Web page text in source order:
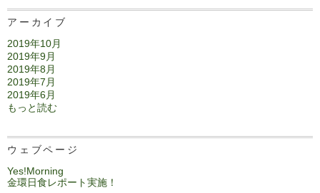
アーカイブ
2019年10月
2019年9月
2019年8月
2019年7月
2019年6月
もっと読む
ウェブページ
Yes!Morning
金環日食レポート実施！